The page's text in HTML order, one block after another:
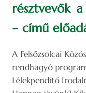
résztvevők
– című
A Felsőzsolcai
rendhagyó
Lélekpendítő